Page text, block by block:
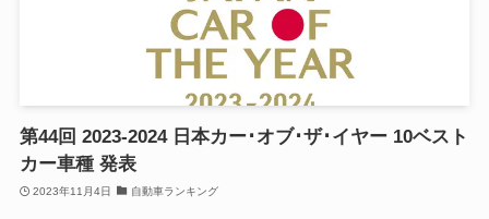
第44回 2023-2024 日本カー･オブ･ザ･イヤー 10ベスト
カー車種 発表
2023年11月4日 自動車ランキング